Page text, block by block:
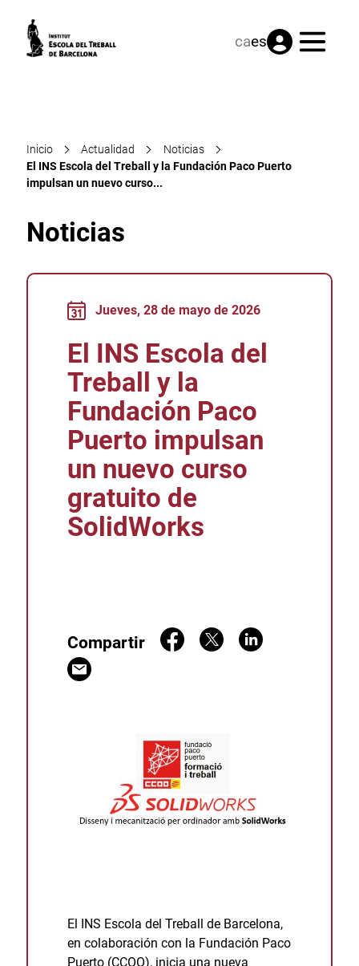
caes Menú
Inicio Actualidad
Noticias
El INS Escola del Treball y la Fundación Paco Puerto
impulsan un nuevo curso...
Noticias
Jueves, 28 de mayo de 2026
El INS Escola del
Treball y la
Fundación Paco
Puerto impulsan
un nuevo curso
gratuito de
SolidWorks
Compartir
El INS Escola del Treball de Barcelona,
en colaboración con la Fundación Paco
Puerto (CCOO), inicia una nueva